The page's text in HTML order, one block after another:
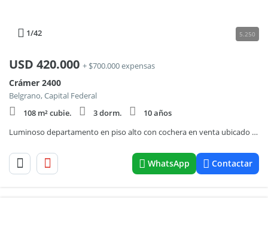
1/42 5.250
USD 420.000 + $700.000 expensas
Crámer 2400
Belgrano, Capital Federal
108 m² cubie.
3 dorm.
10 años
Luminoso departamento en piso alto con cochera en venta ubicado en Torre Essence, Belgrano.
WhatsApp Contactar